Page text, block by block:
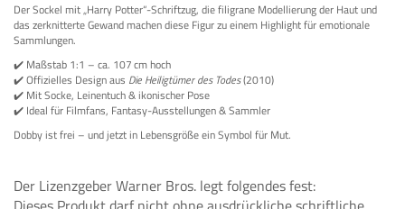
Der Sockel mit „Harry Potter“-Schriftzug, die filigrane Modellierung der Haut und
das zerknitterte Gewand machen diese Figur zu einem Highlight für emotionale
Sammlungen.
✔️ Maßstab 1:1 – ca. 107 cm hoch
✔️ Offizielles Design aus Die Heiligtümer des Todes(2010)
✔️ Mit Socke, Leinentuch & ikonischer Pose
✔️ Ideal für Filmfans, Fantasy-Ausstellungen & Sammler
Dobby ist frei – und jetzt in Lebensgröße ein Symbol für Mut.
Der Lizenzgeber Warner Bros. legt folgendes fest: